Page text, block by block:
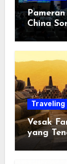
China
Traveling
Vesak
yang
Pemindai